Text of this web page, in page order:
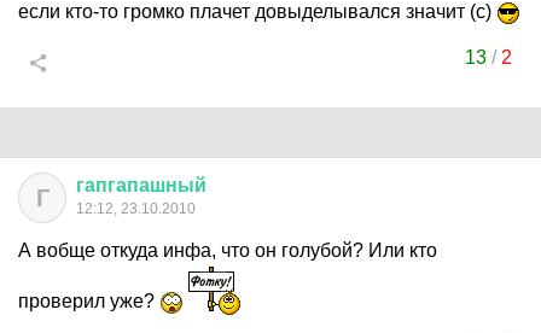
если кто-то громко плачет довыделывался значит (с)
13 / 2
Г гапгапашный
12:12, 23.10.2010
А вобще откуда инфа, что он голубой? Или кто
проверил уже?